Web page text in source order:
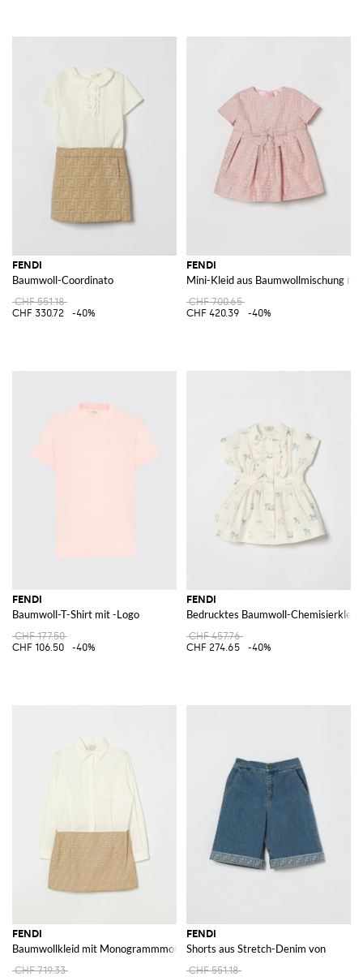
FENDI
Baumwoll-Coordinato
CHF 551.18
CHF 330.72
-40%
FENDI
Mini-Kleid aus Baumwollmischung
CHF 700.65
CHF 420.39
-40%
FENDI
Baumwoll-T-Shirt mit -Logo
CHF 177.50
CHF 106.50
-40%
FENDI
Bedrucktes Baumwoll-Chemisierkleid
CHF 457.76
CHF 274.65
-40%
FENDI
Baumwollkleid mit Monogrammmotiv
CHF 719.33
FENDI
Shorts aus Stretch-Denim von
CHF 551.18